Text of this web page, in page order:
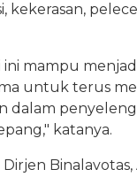
kekerasan,
ini mampu
untuk terus
dalam
katanya.
Binalavotas,